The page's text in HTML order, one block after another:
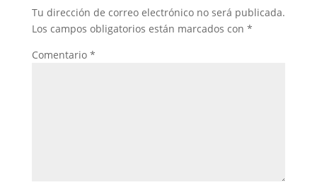
Tu dirección de correo electrónico no será publicada.
Los campos obligatorios están marcados con *
Comentario *